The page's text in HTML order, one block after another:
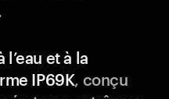
l’eau et à la
IP69K, conçu